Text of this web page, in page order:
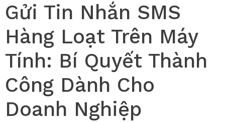
Gửi Tin Nhắn SMS
Hàng Loạt Trên Máy
Tính: Bí Quyết Thành
Công Dành Cho
Doanh Nghiệp